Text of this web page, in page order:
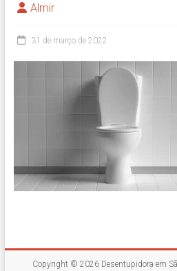
Almir
31 de março de 2022
Copyright © 2026 Desentupidora em